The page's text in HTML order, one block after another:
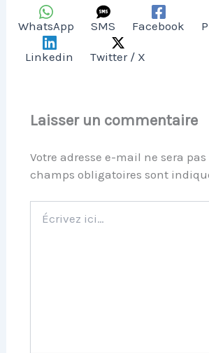
WhatsApp SMS Facebook
Linkedin Twitter / X
Laisser un commentaire
Votre adresse e-mail ne sera
champs obligatoires sont
ici…